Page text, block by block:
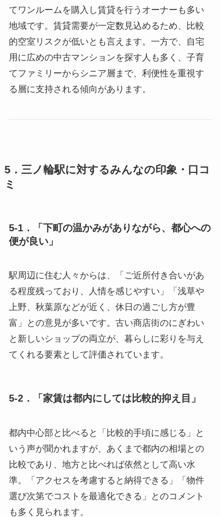
てワンルームを購入し賃貸を行うオーナーも多い
地域です。賃貸需要が一定数見込めるため、比較
的空室リスクが低いとも言えます。一方で、自宅
用に広めの中古マンションを探す人も多く、子育
てファミリーからシニア層まで、利便性を重視す
る層に支持される傾向があります。
5．三ノ輪駅に対するみんなの印象・口コ
ミ
5-1．「下町の温かみがありながら、都心への
便が良い」
駅周辺に住む人々からは、「ご近所付き合いがあ
る程度残っており、人情を感じやすい」「浅草や
上野、秋葉原などが近く、休日の過ごし方が豊
富」との意見が多いです。古い商店街のにぎわい
と新しいショップの両立が、暮らしに彩りを与え
てくれる要素として評価されています。
5-2．「家賃は都内にしては比較的抑え目」
都内中心部と比べると「比較的手頃に感じる」と
いう声が聞かれますが、あくまで都内の相場との
比較であり、地方と比べれば依然として高い水
準。「アクセスを考慮すると納得できる」「物件
選び次第でコストを最適化できる」とのコメント
も多く見られます。